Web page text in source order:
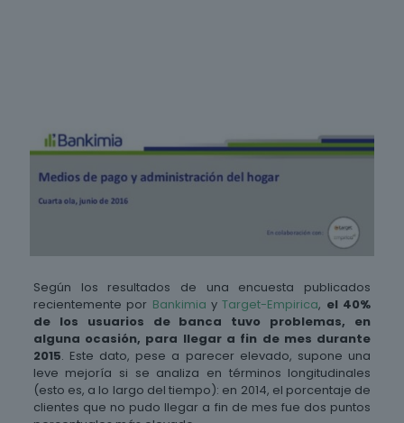
Según los resultados de una encuesta publicados
recientemente por Bankimia yTarget-Empirica, el 40%
de los usuarios de banca tuvo problemas, en
alguna ocasión, para llegar a fin de mes durante
2015. Este dato, pese a parecer elevado, supone una
leve mejoría si se analiza en términos longitudinales
(esto es, a lo largo del tiempo): en 2014, el porcentaje de
clientes que no pudo llegar a fin de mes fue dos puntos